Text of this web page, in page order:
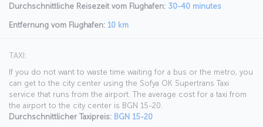
Durchschnittliche Reisezeit vom Flughafen: 30-40 minutes
Entfernung vom Flughafen: 10 km
TAXI:
If you do not want to waste time waiting for a bus or the metro, you
can get to the city center using the Sofya OK Supertrans Taxi
service that runs from the airport. The average cost for a taxi from
the airport to the city center is BGN 15-20.
Durchschnittlicher Taxipreis: BGN 15-20